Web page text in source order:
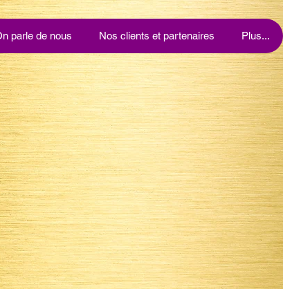
parle de nous Nos clients et partenaires Plus...